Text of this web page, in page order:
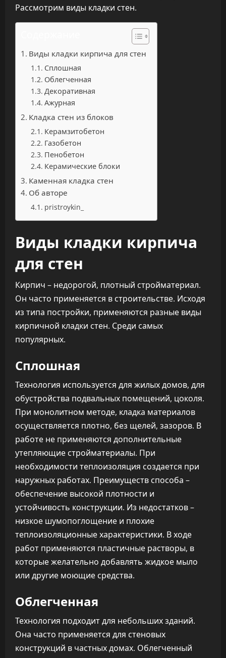
Рассмотрим виды кладки стен.
Виды кладки кирпича для стен
Сплошная
Облегченная
Декоративная
Ажурная
Кладка стен из блоков
Керамзитобетон
Газобетон
Пенобетон
Керамические блоки
Каменная кладка стен
Об авторе
pristroykin_
Виды кладки кирпича
для стен
Кирпич – недорогой, плотный стройматериал.
Он часто применяется в строительстве. Исходя
из типа постройки, применяются разные виды
кирпичной кладки стен. Среди самых
популярных.
Сплошная
Технология используется для жилых домов, для
обустройства подвальных помещений, цоколя.
При монолитном методе, кладка материалов
осуществляется плотно, без щелей, зазоров. В
работе не применяются дополнительные
утепляющие стройматериалы. При
необходимости теплоизоляция создается при
наружных работах. Преимуществ способа –
обеспечение высокой плотности и
устойчивость конструкции. Из недостатков –
низкое шумопоглощение и плохие
теплоизоляционные характеристики. В ходе
работ применяются пластичные растворы, в
которые желательно добавлять жидкое мыло
или другие моющие средства.
Облегченная
Технология подходит для небольших зданий.
Она часто применяется для стеновых
конструкций в частных домах. Облегченный